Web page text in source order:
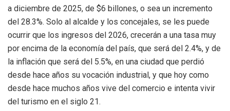
a diciembre de 2025, de $6 billones, o sea un incremento
del 28.3%. Solo al alcalde y los concejales, se les puede
ocurrir que los ingresos del 2026, crecerán a una tasa muy
por encima de la economía del país, que será del 2.4%, y de
la inflación que será del 5.5%, en una ciudad que perdió
desde hace años su vocación industrial, y que hoy como
desde hace muchos años vive del comercio e intenta vivir
del turismo en el siglo 21.